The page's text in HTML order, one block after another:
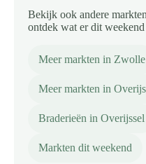
Bekijk ook andere
ontdek wat er dit weekend
Meer markten in Zwolle
Meer markten in
Braderieën in Overijssel
Markten dit weekend